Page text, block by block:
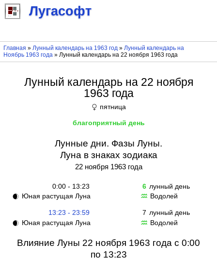
Лугасофт
Главная » Лунный календарь на 1963 год» Лунный календарь на
Ноябрь 1963 года» Лунный календарь на 22 ноября 1963 года
Лунный календарь на 22 ноября
1963 года
♀ пятница
благоприятный день
Лунные дни. Фазы Луны.
Луна в знаках зодиака
22 ноября 1963 года
0:00 - 13:23 6 лунный день
🌒 Юная растущая Луна ♒ Водолей
13:23 - 23:59 7 лунный день
🌒 Юная растущая Луна ♒ Водолей
Влияние Луны 22 ноября 1963 года с 0:00
по 13:23